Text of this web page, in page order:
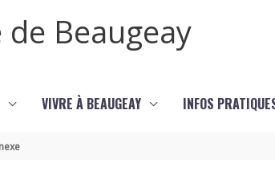
Beaugeay
VIVRE À BEAUGEAY INFOS